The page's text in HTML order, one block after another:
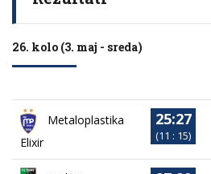
26. kolo (3. maj - sreda)
Metaloplastika
Elixir
25:27
(11 : 15)